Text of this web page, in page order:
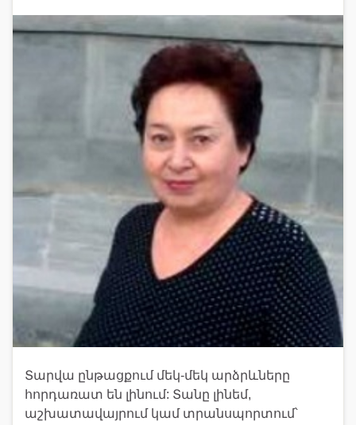
Տարվա ընթացքում մեկ-մեկ արձրևները
հորդառատ են լինում: Տանը լինեմ,
աշխատավայրում կամ տրանսպորտում՝